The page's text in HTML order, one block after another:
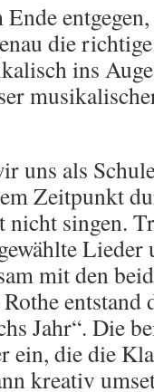
die
ins
uns als
Zeitpunkt
nicht singen.
Lieder
mit den
entstand
Jahr“. Die
ein, die die
kreativ